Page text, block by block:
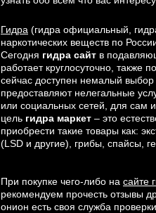
Гидра (гидра официальный,
наркотических веществ по
Сегодня гидра сайт в
работает круглосуточно, также
сейчас доступен немалый выбор
предоставляют нелегальные
или социальных сетей, для сам
цель гидра маркет – это
приобрести такие товары как:
(LSD и другие), грибы, спайсы,
При покупке чего-либо на сайте
рекомендуем прочесть отзывы
онион есть своя служба